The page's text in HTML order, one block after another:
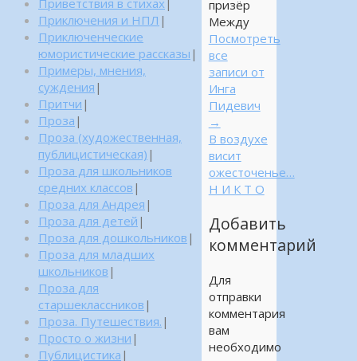
призёр
Между
Посмотреть
все
записи от
Инга
Пидевич
→
В воздухе
висит
ожесточенье…
Н И К Т О
Добавить
комментарий
Для
отправки
комментария
вам
необходимо
Приветствия в стихах
Приключения и НПЛ |
Приключенческие
юмористические рассказы |
Примеры, мнения,
суждения |
Притчи |
Проза |
Проза (художественная,
публицистическая) |
Проза для школьников
средних классов |
Проза для Андрея |
Проза для детей |
Проза для дошкольников |
Проза для младших
школьников |
Проза для
старшеклассников |
Проза. Путешествия. |
Просто о жизни |
Публицистика |